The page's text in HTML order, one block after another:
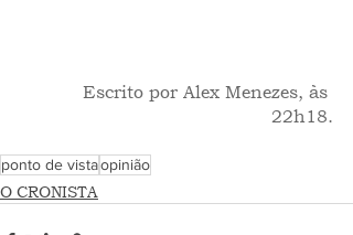
22h18.
ponto de vistaopinião
O CRONISTA